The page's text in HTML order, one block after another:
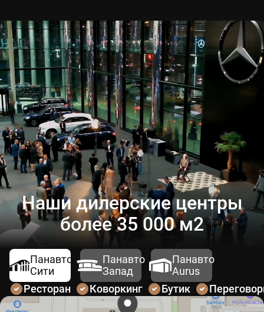
Наши дилерские центры
более 35 000 м2
Панавто
Сити
Панавто
Запад
Панавто
Aurus
Ресторан
Коворкинг Бутик